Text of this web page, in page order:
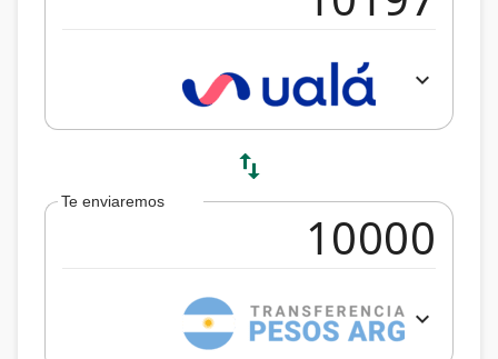
expand_more
swap_vert
Te enviaremos
expand_more